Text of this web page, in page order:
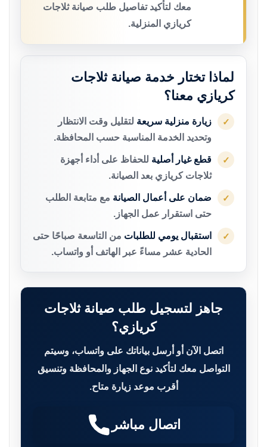
معك لتأكيد تفاصيل طلب صيانة ثلاجات
كريازي المنزلية.
لماذا تختار خدمة صيانة ثلاجات
كريازي معنا؟
✓ زيارة منزلية سريعة لتقليل وقت الانتظار
وتحديد الخدمة المناسبة حسب المحافظة.
✓ قطع غيار أصلية للحفاظ على أداء أجهزة
ثلاجات كريازي بعد الصيانة.
✓ ضمان على أعمال الصيانة مع متابعة الطلب
حتى استقرار عمل الجهاز.
✓ استقبال يومي للطلبات من التاسعة صباحًا حتى
الحادية عشر مساءً عبر الهاتف أو واتساب.
جاهز لتسجيل طلب صيانة ثلاجات
كريازي؟
اتصل الآن أو أرسل بياناتك على واتساب، وسيتم
التواصل معك لتأكيد نوع الجهاز والمحافظة وتنسيق
أقرب موعد زيارة متاح.
اتصال مباشر